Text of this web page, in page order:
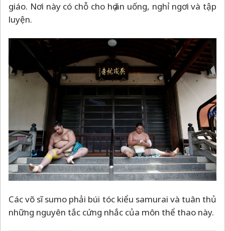
giáo. Nơi này có chỗ cho họ ăn uống, nghỉ ngơi và tập
luyện.
Các võ sĩ sumo phải búi tóc kiểu samurai và tuân thủ
những nguyên tắc cứng nhắc của môn thể thao này.